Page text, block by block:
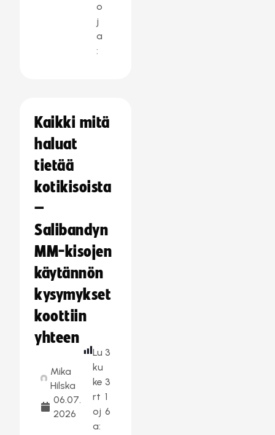
o
j
a
:
Kaikki mitä
haluat
tietää
kotikisoista
–
Salibandyn
MM-kisojen
käytännön
kysymykset
koottiin
yhteen
Mika
Hilska
06.07.
2026
Lu
ku
ke
rt
oj
a:
3
3
1
6